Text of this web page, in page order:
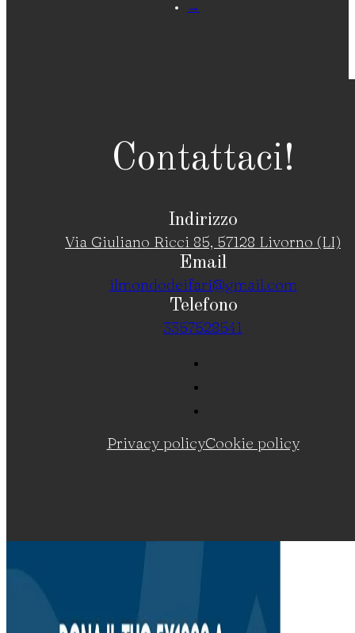
→
Contattaci!
Indirizzo
Via Giuliano Ricci 85, 57128 Livorno (LI)
Email
ilmondodeifari@gmail.com
Telefono
3357528541
Privacy policyCookie policy